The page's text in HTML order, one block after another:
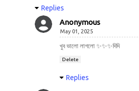
Replies
Anonymous
May 01, 2025
খুব ভালো লাগলো ✨️✨️✨️দিদি
Delete
Replies